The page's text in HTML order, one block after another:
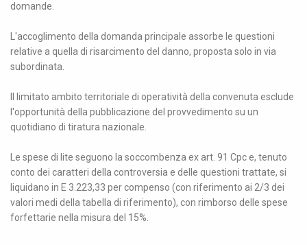
domande.
L'accoglimento della domanda principale assorbe le questioni
relative a quella di risarcimento del danno, proposta solo in via
subordinata.
Il limitato ambito territoriale di operatività della convenuta esclude
l'opportunità della pubblicazione del provvedimento su un
quotidiano di tiratura nazionale.
Le spese di lite seguono la soccombenza ex art. 91 Cpc e, tenuto
conto dei caratteri della controversia e delle questioni trattate, si
liquidano in E 3.223,33 per compenso (con riferimento ai 2/3 dei
valori medi della tabella di riferimento), con rimborso delle spese
forfettarie nella misura del 15%.